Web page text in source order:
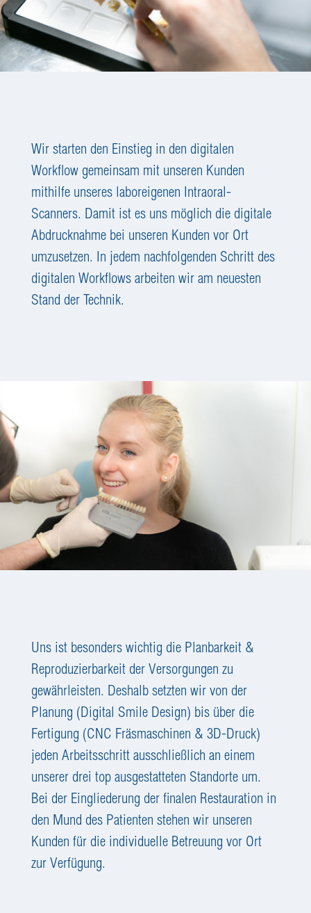
Wir starten den Einstieg in den digitalen
Workflow gemeinsam mit unseren Kunden
mithilfe unseres laboreigenen Intraoral-
Scanners. Damit ist es uns möglich die digitale
Abdrucknahme bei unseren Kunden vor Ort
umzusetzen. In jedem nachfolgenden Schritt des
digitalen Workflows arbeiten wir am neuesten
Stand der Technik.
Uns ist besonders wichtig die Planbarkeit &
Reproduzierbarkeit der Versorgungen zu
gewährleisten. Deshalb setzten wir von der
Planung (Digital Smile Design) bis über die
Fertigung (CNC Fräsmaschinen & 3D-Druck)
jeden Arbeitsschritt ausschließlich an einem
unserer drei top ausgestatteten Standorte um.
Bei der Eingliederung der finalen Restauration in
den Mund des Patienten stehen wir unseren
Kunden für die individuelle Betreuung vor Ort
zur Verfügung.